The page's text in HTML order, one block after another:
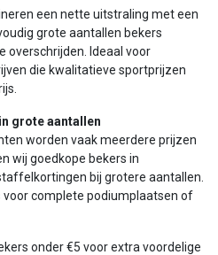
een nette uitstraling met een
grote aantallen bekers
overschrijden. Ideaal voor
die kwalitatieve sportprijzen
grote aantallen
worden vaak meerdere prijzen
wij goedkope bekers in
bij grotere aantallen.
voor complete podiumplaatsen of
onder €5 voor extra voordelige